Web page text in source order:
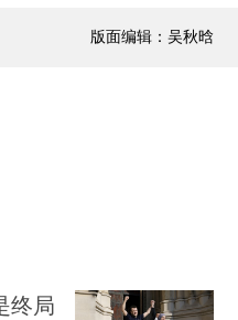
版面编辑：吴秋晗
终局